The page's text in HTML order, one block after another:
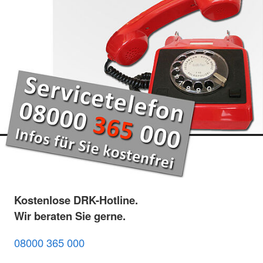
Kostenlose DRK-Hotline.
Wir beraten Sie gerne.
08000 365 000